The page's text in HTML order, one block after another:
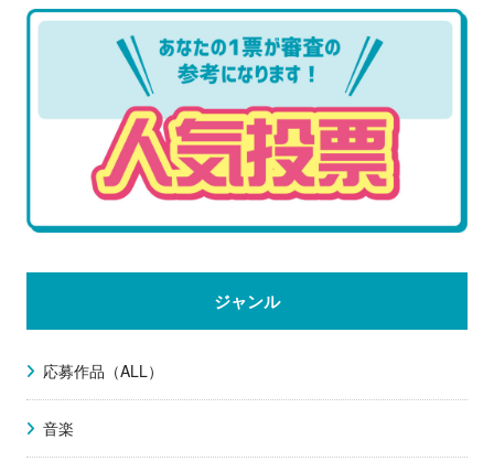
ジャンル
応募作品（ALL）
音楽